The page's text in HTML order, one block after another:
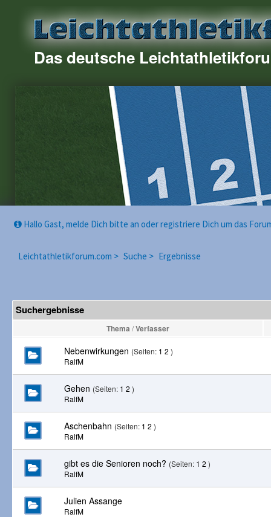
Das deutsche
Hallo Gast, melde Dich bitte an oder registriere Dich um das
Leichtathletikforum.com > Suche > Ergebnisse
Suchergebnisse
Thema /Verfasser
Nebenwirkungen (Seiten: 1 2 )
RalfM
Gehen (Seiten: 1 2 )
RalfM
Aschenbahn (Seiten: 1 2 )
RalfM
gibt es die Senioren noch? (Seiten: 1 2 )
RalfM
Julien Assange
RalfM